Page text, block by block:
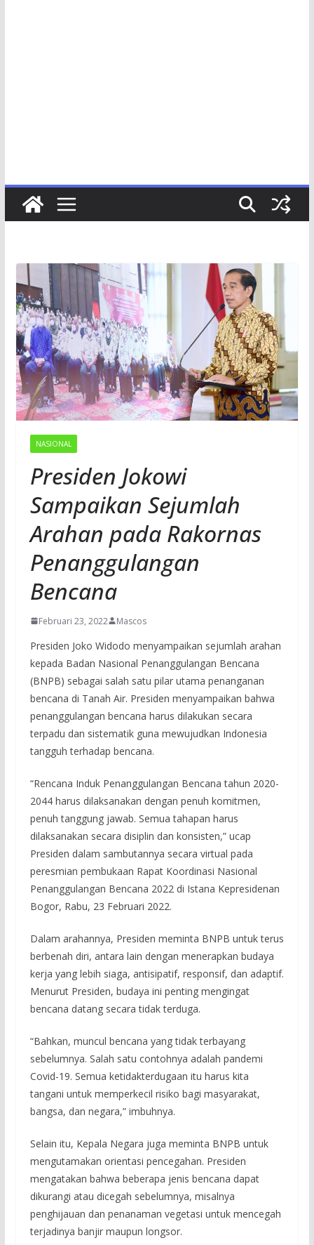
NASIONAL
Presiden Jokowi
Sampaikan Sejumlah
Arahan pada Rakornas
Penanggulangan
Bencana
Februari 23, 2022 Mascos
Presiden Joko Widodo menyampaikan sejumlah arahan
kepada Badan Nasional Penanggulangan Bencana
(BNPB) sebagai salah satu pilar utama penanganan
bencana di Tanah Air. Presiden menyampaikan bahwa
penanggulangan bencana harus dilakukan secara
terpadu dan sistematik guna mewujudkan Indonesia
tangguh terhadap bencana.
“Rencana Induk Penanggulangan Bencana tahun 2020-
2044 harus dilaksanakan dengan penuh komitmen,
penuh tanggung jawab. Semua tahapan harus
dilaksanakan secara disiplin dan konsisten,” ucap
Presiden dalam sambutannya secara virtual pada
peresmian pembukaan Rapat Koordinasi Nasional
Penanggulangan Bencana 2022 di Istana Kepresidenan
Bogor, Rabu, 23 Februari 2022.
Dalam arahannya, Presiden meminta BNPB untuk terus
berbenah diri, antara lain dengan menerapkan budaya
kerja yang lebih siaga, antisipatif, responsif, dan adaptif.
Menurut Presiden, budaya ini penting mengingat
bencana datang secara tidak terduga.
“Bahkan, muncul bencana yang tidak terbayang
sebelumnya. Salah satu contohnya adalah pandemi
Covid-19. Semua ketidakterdugaan itu harus kita
tangani untuk memperkecil risiko bagi masyarakat,
bangsa, dan negara,” imbuhnya.
Selain itu, Kepala Negara juga meminta BNPB untuk
mengutamakan orientasi pencegahan. Presiden
mengatakan bahwa beberapa jenis bencana dapat
dikurangi atau dicegah sebelumnya, misalnya
penghijauan dan penanaman vegetasi untuk mencegah
terjadinya banjir maupun longsor.